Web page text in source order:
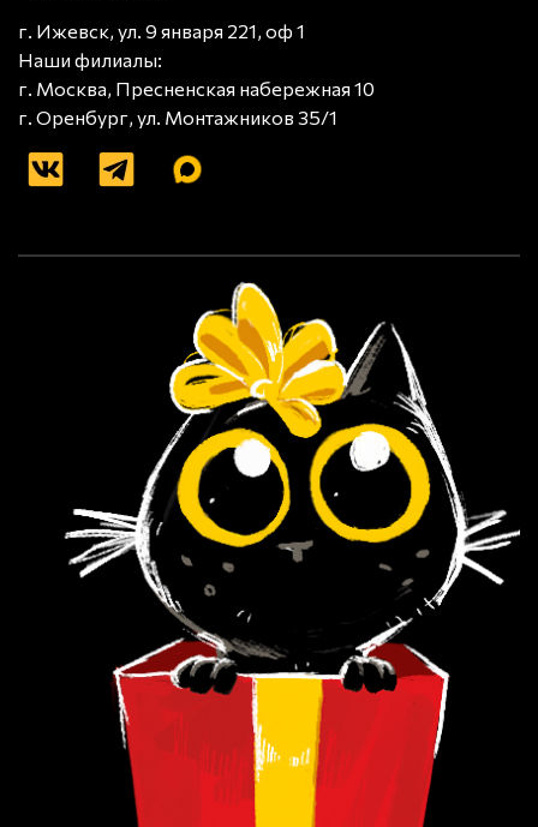
г. Ижевск, ул. 9 января 221, оф 1
Наши филиалы:
г. Москва, Пресненская набережная 10
г. Оренбург, ул. Монтажников 35/1